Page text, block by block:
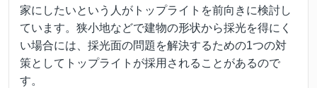
家にしたいという人がトップライトを前向きに検討し
ています。狭小地などで建物の形状から採光を得にく
い場合には、採光面の問題を解決するための1つの対
策としてトップライトが採用されることがあるので
す。